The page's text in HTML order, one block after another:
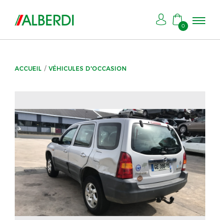
0
ACCUEIL VÉHICULES D'OCCASION